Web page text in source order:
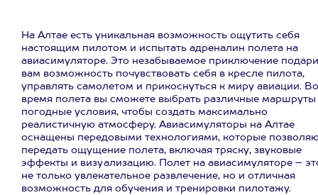
На Алтае есть уникальная возможность ощутить себя
настоящим пилотом и испытать адреналин полета на
авиасимуляторе. Это незабываемое приключение
вам возможность почувствовать себя в кресле пилота,
управлять самолетом и прикоснуться к миру авиации. Во
время полета вы сможете выбрать различные маршруты
погодные условия, чтобы создать максимально
реалистичную атмосферу. Авиасимуляторы на Алтае
оснащены передовыми технологиями, которые
передать ощущение полета, включая тряску, звуковые
эффекты и визуализацию. Полет на авиасимуляторе –
не только увлекательное развлечение, но и отличная
возможность для обучения и тренировки пилотажу.